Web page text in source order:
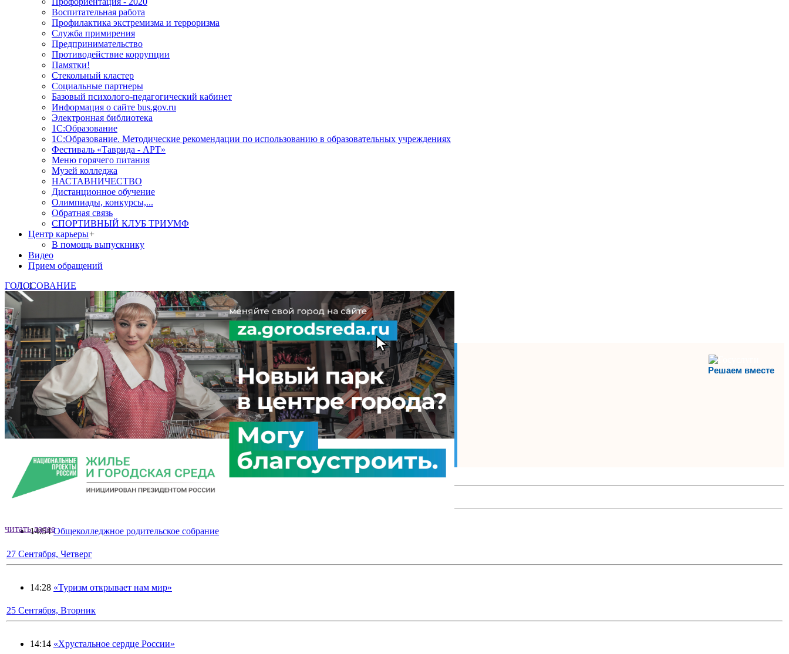
Воспитательная работа
Профилактика экстремизма и терроризма
Служба примирения
Предпринимательство
Противодействие коррупции
Памятки!
Стекольный кластер
Социальные партнеры
Базовый психолого-педагогический кабинет
Информация о сайте bus.gov.ru
Электронная библиотека
1С:Образование
1С:Образование. Методические рекомендации по использованию в образовательных учреждениях
Фестиваль «Таврида - АРТ»
Меню горячего питания
Музей колледжа
НАСТАВНИЧЕСТВО
Дистанционное обучение
Олимпиады, конкурсы,...
Обратная связь
СПОРТИВНЫЙ КЛУБ ТРИУМФ
Центр карьеры+
В помощь выпускнику
Видео
Прием обращений
ГОЛОСОВАНИЕ
читать далее
читать далее
читать далее
1
2
4
5
Решаем вместе
Знаете, какая помощь от государства необходима,
чтобы реализовать свой потенциал на максимум?
Написать о проблеме
Главная 2018 » Сентябрь
28 Сентября, Пятница
14:54 Общеколледжное родительское собрание
27 Сентября, Четверг
14:28 «Туризм открывает нам мир»
25 Сентября, Вторник
14:14 «Хрустальное сердце России»